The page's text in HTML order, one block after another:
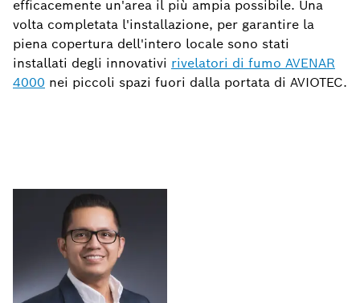
efficacemente un'area il più ampia possibile. Una
volta completata l'installazione, per garantire la
piena copertura dell'intero locale sono stati
installati degli innovativi rivelatori di fumo AVENAR
4000 nei piccoli spazi fuori dalla portata di AVIOTEC.